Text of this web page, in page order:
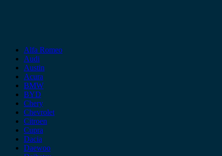
Alfa Romeo
Audi
Austin
Acura
BMW
BYD
Chery
Chevrolet
Citroen
Cupra
Dacia
Daewoo